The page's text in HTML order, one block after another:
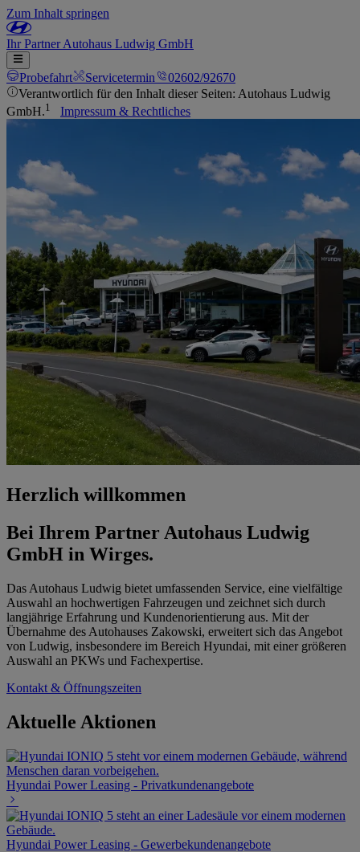
Zum Inhalt springen
IhrPartnerAutohaus Ludwig GmbH
Probefahrt Servicetermin
02602/92670
Verantwortlich für den Inhalt dieser Seiten: Autohaus Ludwig
GmbH.1 Impressum & Rechtliches
Herzlich willkommen
Bei Ihrem Partner Autohaus Ludwig
GmbH in Wirges.
Das Autohaus Ludwig bietet umfassenden Service, eine vielfältige
Auswahl an hochwertigen Fahrzeugen und zeichnet sich durch
langjährige Erfahrung und Kundenorientierung aus. Mit der
Übernahme des Autohauses Zakowski, erweitert sich das Angebot
von Ludwig, insbesondere im Bereich Hyundai, mit einer größeren
Auswahl an PKWs und Fachexpertise.
Kontakt & Öffnungszeiten
Aktuelle Aktionen
Hyundai Power Leasing - Privatkundenangebote
Hyundai Power Leasing - Gewerbekundenangebote